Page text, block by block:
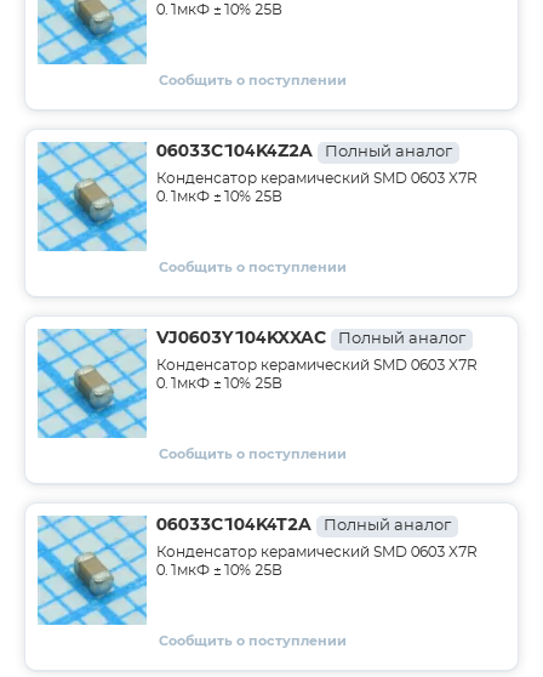
0.1мкФ ±10% 25В
Сообщить о поступлении
06033C104K4Z2A Полный аналог
Конденсатор керамический SMD 0603 X7R
0.1мкФ ±10% 25В
Сообщить о поступлении
VJ0603Y104KXXAC Полный аналог
Конденсатор керамический SMD 0603 X7R
0.1мкФ ±10% 25В
Сообщить о поступлении
06033C104K4T2A Полный аналог
Конденсатор керамический SMD 0603 X7R
0.1мкФ ±10% 25В
Сообщить о поступлении